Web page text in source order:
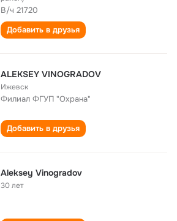
В/ч 21720
Добавить в друзья
ALEKSEY VINOGRADOV
Ижевск
Филиал ФГУП "Охрана"
Добавить в друзья
Aleksey Vinogradov
30 лет